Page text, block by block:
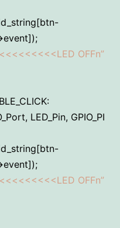
OFFn”
LED_Pin, GPIO_PI
OFFn”